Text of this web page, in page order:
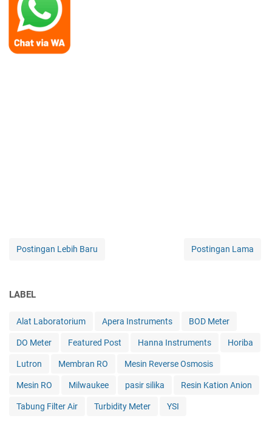
Postingan Lebih Baru Postingan Lama
LABEL
Alat Laboratorium Apera Instruments BOD Meter
DO Meter Featured Post Hanna Instruments Horiba
Lutron Membran RO Mesin Reverse Osmosis
Mesin RO Milwaukee pasir silika Resin Kation Anion
Tabung Filter Air Turbidity Meter YSI